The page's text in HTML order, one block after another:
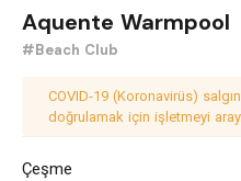
Aquente Warmpool
#Beach Club
COVID-19 (Koronavirüs)
doğrulamak için işletmeyi
Çeşme